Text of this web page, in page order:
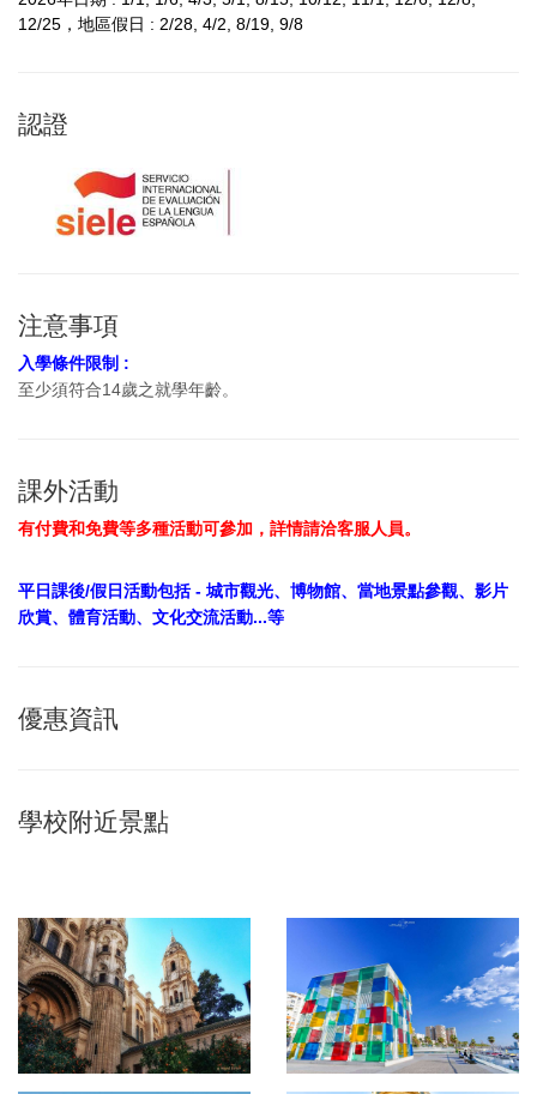
12/25 ，地區假日 : 2/28, 4/2, 8/19, 9/8
認證
注意事項
入學條件限制 :
至少須符合14歲之就學年齡。
課外活動
有付費和免費等多種活動可參加，詳情請洽客服人員。
平日課後/假日活動包括 - 城市觀光、博物館、當地景點參觀、影片
欣賞、體育活動、文化交流活動...等
優惠資訊
學校附近景點